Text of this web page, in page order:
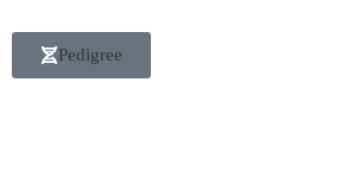
Pedigree